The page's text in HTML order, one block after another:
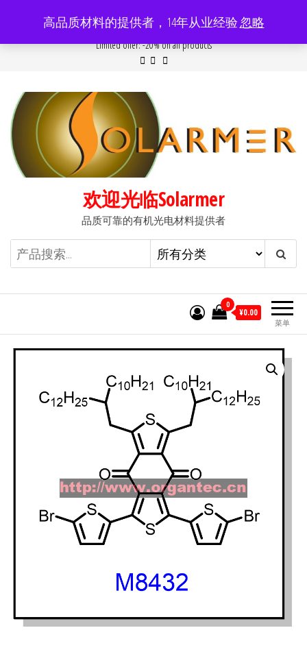
内
Popular searches:Women //Modern //New//Sale
Limited offer: -20% on all products
欢迎光临Solarmer
品质可靠的有机光电材料提供者
菜单
0
¥0.00
高品质材料的提供者，14年从业经验忽略